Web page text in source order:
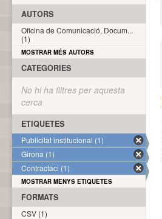
AUTORS
Oficina de Comunicació, Docum...
(1)
MOSTRAR MÉS AUTORS
CATEGORIES
No hi ha filtres per aquesta
cerca
ETIQUETES
Publicitat institucional (1)
Girona (1)
Contractaci (1)
MOSTRAR MENYS ETIQUETES
FORMATS
CSV (1)